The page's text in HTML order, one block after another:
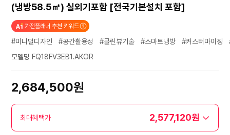
(냉방58.5㎡) 실외기포함 [전국기본설치 포함]
가전플래너 추천 키워드
#미니멀디자인 #공간활용성 #클린뷰기술 #스마트냉방 #커스터마이징
모델명 FQ18FV3EB1.AKOR
2,684,500원
최대혜택가 2,577,120원